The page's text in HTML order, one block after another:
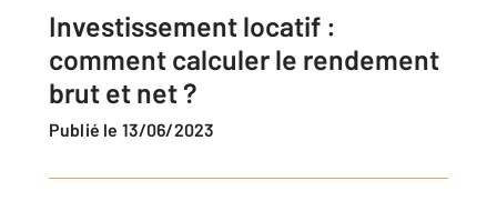
Investissement locatif :
comment calculer le rendement
brut et net ?
Publié le 13/06/2023